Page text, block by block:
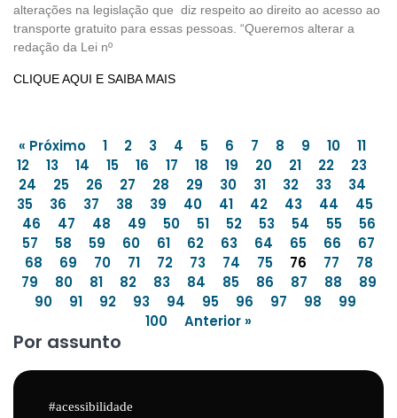
alterações na legislação que diz respeito ao direito ao acesso ao
transporte gratuito para essas pessoas. “Queremos alterar a
redação da Lei nº
CLIQUE AQUI E SAIBA MAIS
« Próximo 1 2 3 4 5 6 7 8 9 10
11
12
13 14 15 16 17 18 19 20 21 22
23
24
25 26 27 28 29 30 31 32 33
34
35
36 37 38 39 40 41 42 43 44
45
46
47 48 49 50 51 52 53 54 55
56
57
58 59 60 61 62 63 64 65 66
67
68
69 70 71 72 73 74 75 76 77
78
79
80 81 82 83 84 85 86 87 88
89
90
91 92 93 94 95 96 97 98
99
100
Anterior »
Por assunto
acessibilidade